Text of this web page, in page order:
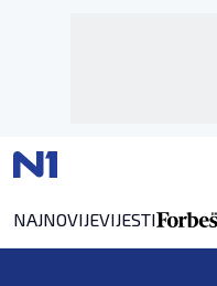
NAJNOVIJEVIJESTI